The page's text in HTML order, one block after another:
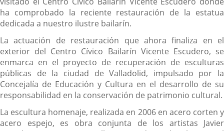
ha comprobado la reciente restauración de la estatua
dedicada a nuestro ilustre bailarín.
La actuación de restauración que ahora finaliza en el
exterior del Centro Cívico Bailarín Vicente Escudero, se
enmarca en el proyecto de recuperación de esculturas
públicas de la ciudad de Valladolid, impulsado por la
Concejalía de Educación y Cultura en el desarrollo de su
responsabilidad en la conservación de patrimonio cultural.
La escultura homenaje, realizada en 2006 en acero corten y
acero espejo, es obra conjunta de los artistas Javier